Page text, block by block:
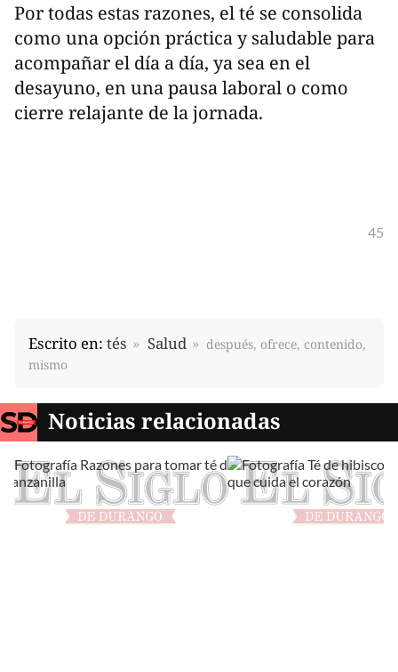
Por todas estas razones, el té se consolida
como una opción práctica y saludable para
acompañar el día a día, ya sea en el
desayuno, en una pausa laboral o como
cierre relajante de la jornada.
45
Escrito en: tés Salud
después, ofrece, contenido,
mismo
Noticias relacionadas